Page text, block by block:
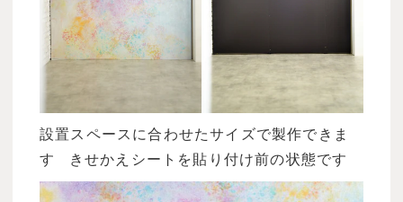
設置スペースに合わせたサイズで製作できま
す きせかえシートを貼り付け前の状態です